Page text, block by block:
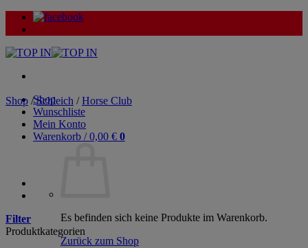
Zum
Inhalt
Shop
Wunschliste
Mein Konto
Warenkorb /0,00 € 0
Es befinden sich keine Produkte im Warenkorb.
Zurück zum Shop
Shop / Schleich / Horse Club
Filter
Produktkategorien